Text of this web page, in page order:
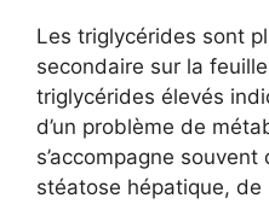
Les triglycérides sont
secondaire sur la
triglycérides élevés
d’un problème de
s’accompagne
stéatose hépatique, de